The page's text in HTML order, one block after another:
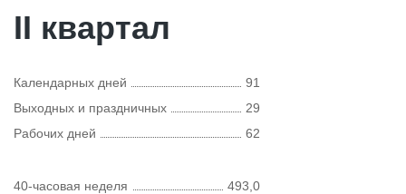
II квартал
Календарных дней
91
Выходных и праздничных
29
Рабочих дней
62
40-часовая неделя
493,0